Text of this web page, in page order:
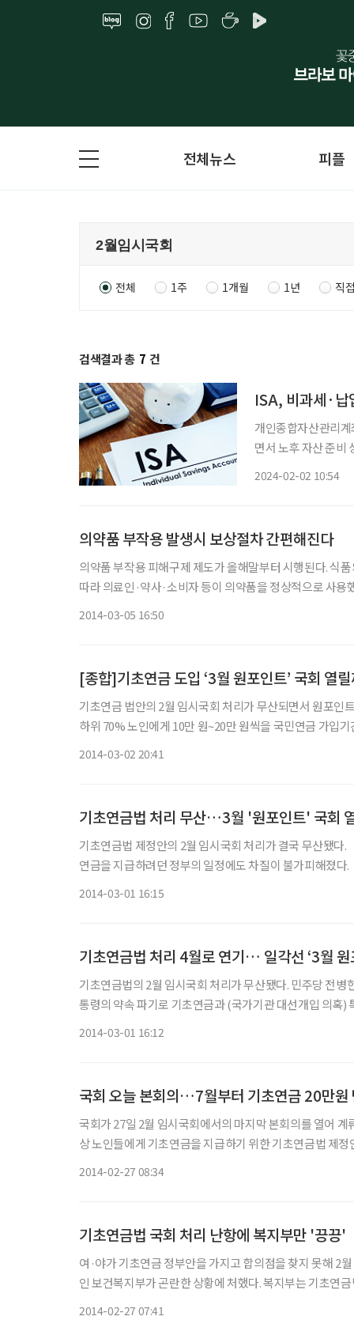
전체뉴스 피플
전체 1주 1개월 1년 직
검색결과 총 7 건
ISA, 비과세·납
개인종합자산관리
면서 노후 자산 준비 상품
2024-02-02 10:54
의약품 부작용 발생시 보상절차 간편해진다
의약품 부작용 피해구제 제도가 올해말부터 시행된다. 식품의약품안전처(식약처)는 2월 임시국회에서 약사법 개정안이 통과됨에
따라 의료인·약사·소비자 등이 의약품을 정상적으로 사
2014-03-05 16:50
[종합]기초연금 도입 ‘3월 원포인트’ 국회 열
기초연금 법안의 2월 임시국회 처리가 무산되면서 원포인트 3월 임시국회
하위 70% 노인에게 10만 원~20만 원씩을 국민연금 가입
2014-03-02 20:41
기초연금법 처리 무산…3월 '원포인트' 국회
기초연금법 제정안의 2월 임시국회 처리가 결국 무산됐
연금을 지급하려던 정부의 일정에도 차질이 불가피해졌
2014-03-01 16:15
기초연금법 처리 4월로 연기… 일각선 ‘3월 원
기초연금법의 2월 임시국회 처리가 무산됐다. 민주당 전병헌 원내대표는 28일 국회에서 열린 의원총회에서 “새누리당과 박근혜 대
통령의 약속 파기로 기초연금과 (국가기관 대선개입 의혹
2014-03-01 16:12
국회 오늘 본회의…7월부터 기초연금 20만원
국회가 27일 2월 임시국회에서의 마지막 본회의를 열어 계류 법안과 안건을 처리한다.
상 노인들에게 기초연금을 지급하기 위한 기초연금법 제
2014-02-27 08:34
기초연금법 국회 처리 난항에 복지부만 '끙끙'
여·야가 기초연금 정부안을 가지고 합의점을 찾지 못해 2
인 보건복지부가 곤란한 상황에 처했다. 복지부는 기초연금법안의 조속한 국회 통과를 위해 대규모 입법지원단을 꾸려 여야 논의를
2014-02-27 07:41